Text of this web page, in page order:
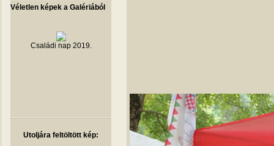
Véletlen képek a Galériából
Családi nap 2019.
Utoljára feltöltött kép: